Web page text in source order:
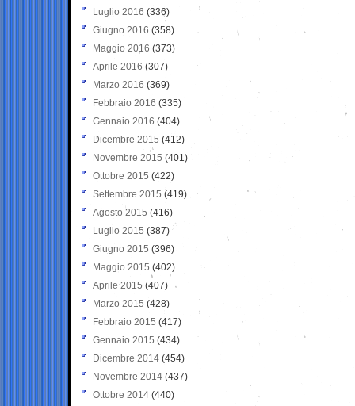
Luglio 2016 (336)
Giugno 2016 (358)
Maggio 2016 (373)
Aprile 2016 (307)
Marzo 2016 (369)
Febbraio 2016 (335)
Gennaio 2016 (404)
Dicembre 2015 (412)
Novembre 2015 (401)
Ottobre 2015 (422)
Settembre 2015 (419)
Agosto 2015 (416)
Luglio 2015 (387)
Giugno 2015 (396)
Maggio 2015 (402)
Aprile 2015 (407)
Marzo 2015 (428)
Febbraio 2015 (417)
Gennaio 2015 (434)
Dicembre 2014 (454)
Novembre 2014 (437)
Ottobre 2014 (440)